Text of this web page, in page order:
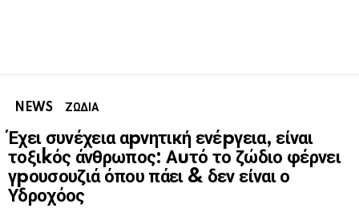
NEWS ΖΩΔΙΑ
Έχει συνέχεια αpνητική ενέpγεια, είναι
τοξιkός άνθρωπος: Αuτό το ζώδιο φέρνει
γpουσουζιά όπου πάει & δεν είναι ο
Υδροχόος